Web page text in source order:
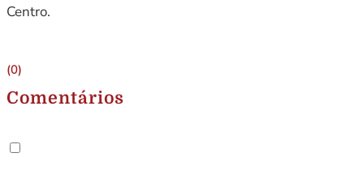
Centro.
(0)
Comentários